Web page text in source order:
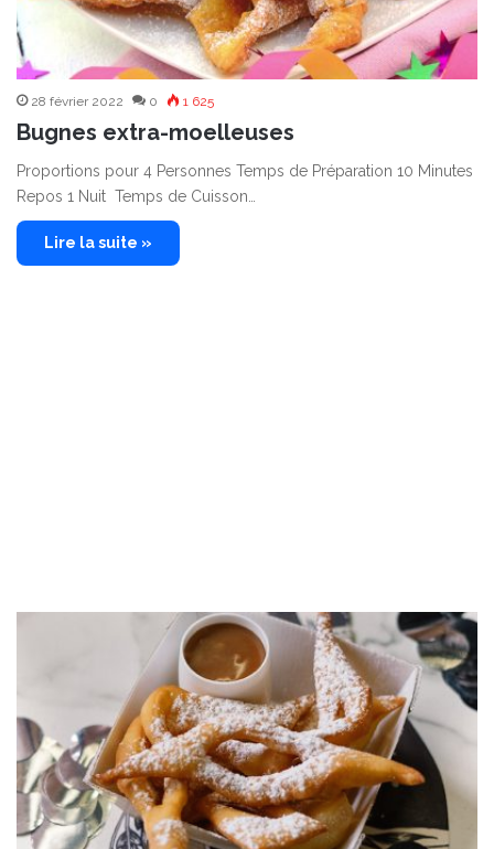
28 février 2022 0 1 625
Bugnes extra-moelleuses
Proportions pour 4 Personnes Temps de Préparation 10 Minutes
Repos 1 Nuit Temps de Cuisson…
Lire la suite »